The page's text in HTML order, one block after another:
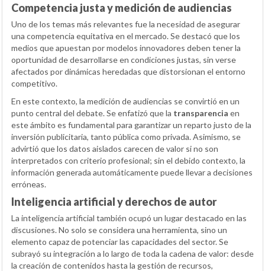
Competencia justa y medición de audiencias
Uno de los temas más relevantes fue la necesidad de asegurar
una competencia equitativa en el mercado. Se destacó que los
medios que apuestan por modelos innovadores deben tener la
oportunidad de desarrollarse en condiciones justas, sin verse
afectados por dinámicas heredadas que distorsionan el entorno
competitivo.
En este contexto, la medición de audiencias se convirtió en un
punto central del debate. Se enfatizó que la transparencia en
este ámbito es fundamental para garantizar un reparto justo de la
inversión publicitaria, tanto pública como privada. Asimismo, se
advirtió que los datos aislados carecen de valor si no son
interpretados con criterio profesional; sin el debido contexto, la
información generada automáticamente puede llevar a decisiones
erróneas.
Inteligencia artificial y derechos de autor
La inteligencia artificial también ocupó un lugar destacado en las
discusiones. No solo se considera una herramienta, sino un
elemento capaz de potenciar las capacidades del sector. Se
subrayó su integración a lo largo de toda la cadena de valor: desde
la creación de contenidos hasta la gestión de recursos,